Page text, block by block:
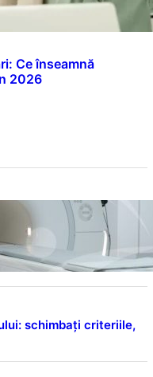
Ce înseamnă
2026
de Contrast în RMN:
și Acidul
schimbați criteriile,